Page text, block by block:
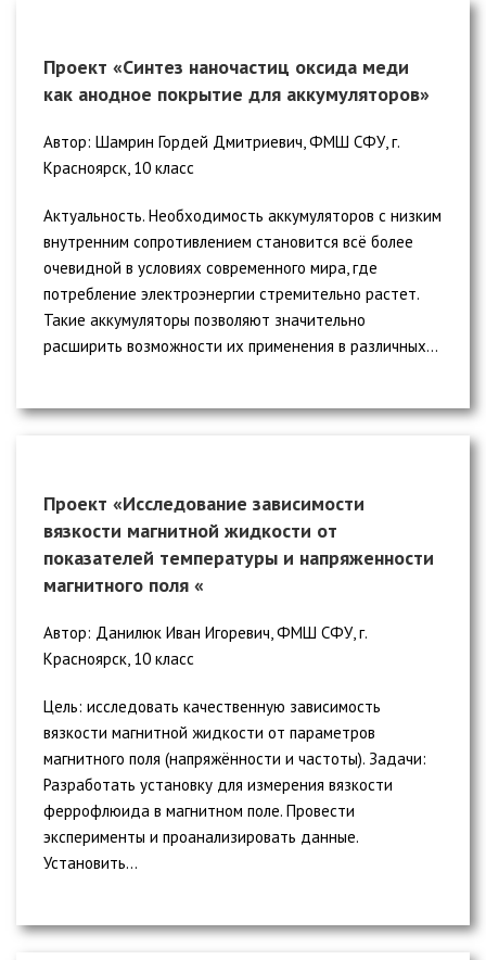
Проект «Синтез наночастиц оксида меди
как анодное покрытие для аккумуляторов»
Автор: Шамрин Гордей Дмитриевич, ФМШ СФУ, г.
Красноярск, 10 класс
Актуальность. Необходимость аккумуляторов с низким
внутренним сопротивлением становится всё более
очевидной в условиях современного мира, где
потребление электроэнергии стремительно растет.
Такие аккумуляторы позволяют значительно
расширить возможности их применения в различных...
Проект «Исследование зависимости
вязкости магнитной жидкости от
показателей температуры и напряженности
магнитного поля «
Автор: Данилюк Иван Игоревич, ФМШ СФУ, г.
Красноярск, 10 класс
Цель: исследовать качественную зависимость
вязкости магнитной жидкости от параметров
магнитного поля (напряжённости и частоты). Задачи:
Разработать установку для измерения вязкости
феррофлюида в магнитном поле. Провести
эксперименты и проанализировать данные.
Установить...